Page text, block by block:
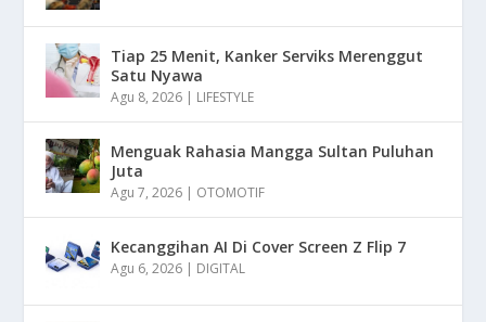
Tiap 25 Menit, Kanker Serviks Merenggut
Satu Nyawa
Agu 8, 2026 | LIFESTYLE
Menguak Rahasia Mangga Sultan Puluhan
Juta
Agu 7, 2026 | OTOMOTIF
Kecanggihan AI Di Cover Screen Z Flip 7
Agu 6, 2026 | DIGITAL